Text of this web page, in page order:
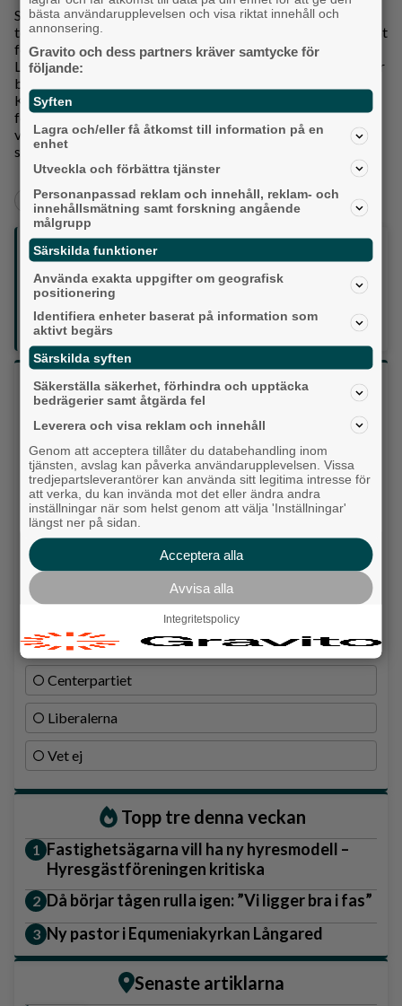
Samtidigt påverkas kulturkonsumtionen i regionen. Museer,
teatrar och arrangörer i Västsverige använder digitala format
för att nå sin publik även utanför de fysiska rummen.
Livesändningar, inspelningar och kompletterande innehåll har
blivit ett sätt att förlänga upplevelsen, inte ersätta den.
Kulturförvaltningar beskriver detta som ett svar på
förändrade vanor, där publiken vill kunna ta del på sina egna
villkor. Det digitala blir därmed ännu ett lager i vardagen,
snarare än en separat värld för vuxna invånare i dag.
Casino
Följ oss på sociala medier:
Din enda lokaltidning som kommer på papper och är helt
GRATIS!
Lokalpressen, på webben, i brevlådan och sociala medier.
Vilket parti skulle du rösta på om det var val
idag?
Socialdemokraterna
Moderaterna
Vänsterpartiet
Sverigedemokraterna
Miljöpartiet
Kristdemokraterna
Centerpartiet
Liberalerna
Vet ej
Topp tre denna veckan
Fastighetsägarna vill ha ny hyresmodell –
Hyresgästföreningen kritiska
Då börjar tågen rulla igen: ”Vi ligger bra i fas”
Ny pastor i Equmeniakyrkan Långared
Senaste artiklarna
bästa användarupplevelsen och visa riktat innehåll och
annonsering.
Gravito och dess partners kräver samtycke för
följande:
Syften
Lagra och/eller få åtkomst till information på en
enhet
Utveckla och förbättra tjänster
Personanpassad reklam och innehåll, reklam- och
innehållsmätning samt forskning angående
målgrupp
Särskilda funktioner
Använda exakta uppgifter om geografisk
positionering
Identifiera enheter baserat på information som
aktivt begärs
Särskilda syften
Säkerställa säkerhet, förhindra och upptäcka
bedrägerier samt åtgärda fel
Leverera och visa reklam och innehåll
Genom att acceptera tillåter du databehandling inom
tjänsten, avslag kan påverka användarupplevelsen. Vissa
tredjepartsleverantörer kan använda sitt legitima intresse för
att verka, du kan invända mot det eller ändra andra
inställningar när som helst genom att välja 'Inställningar'
längst ner på sidan.
Acceptera alla
Avvisa alla
Integritetspolicy